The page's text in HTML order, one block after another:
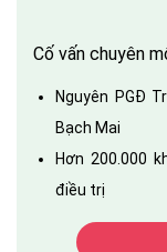
Cố vấn chuyên
Nguyên PGĐ
Bạch Mai
Hơn 200.000
điều trị